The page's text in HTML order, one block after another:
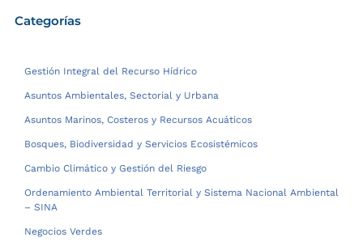
Categorías
Gestión Integral del Recurso Hídrico
Asuntos Ambientales, Sectorial y Urbana
Asuntos Marinos, Costeros y Recursos Acuáticos
Bosques, Biodiversidad y Servicios Ecosistémicos
Cambio Climático y Gestión del Riesgo
Ordenamiento Ambiental Territorial y Sistema Nacional Ambiental
– SINA
Negocios Verdes